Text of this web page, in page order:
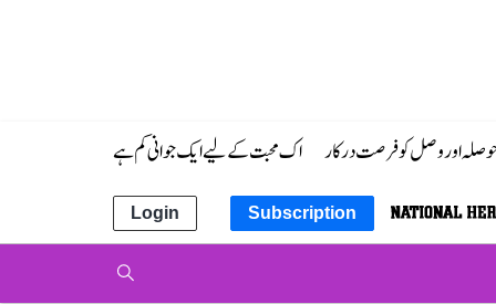
حوصلہ اور وصل کو فرصت درکار اک محبت کے لیے ایک جوانی کم ہے
Subscription
Login